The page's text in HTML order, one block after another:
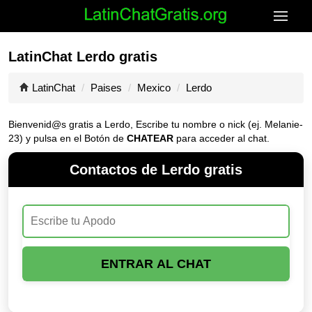
LatinChat Lerdo gratis
LatinChat Paises Mexico Lerdo
Bienvenid@s gratis a Lerdo, Escribe tu nombre o nick (ej. Melanie-
23) y pulsa en el Botón de CHATEAR para acceder al chat.
Contactos de Lerdo gratis
ENTRAR AL CHAT